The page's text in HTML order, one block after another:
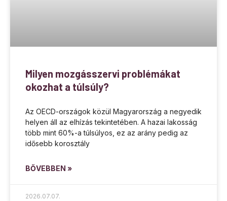
Milyen mozgásszervi problémákat
okozhat a túlsúly?
Az OECD-országok közül Magyarország a negyedik
helyen áll az elhízás tekintetében. A hazai lakosság
több mint 60%-a túlsúlyos, ez az arány pedig az
idősebb korosztály
BŐVEBBEN »
2026.07.07.